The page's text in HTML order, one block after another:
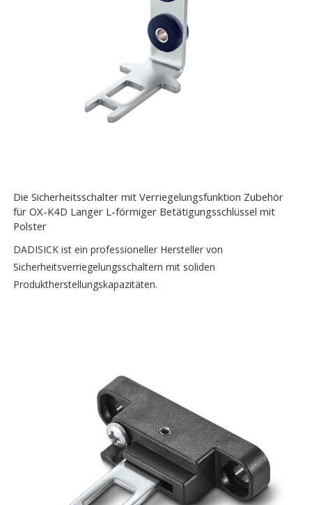
Die Sicherheitsschalter mit Verriegelungsfunktion Zubehör
für OX-K4D Langer L-förmiger Betätigungsschlüssel mit
Polster
DADISICK ist ein professioneller Hersteller von
Sicherheitsverriegelungsschaltern mit soliden
Produktherstellungskapazitäten.